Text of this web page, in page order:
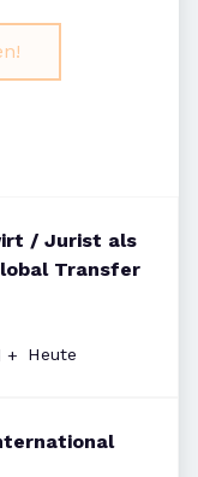
/ Jurist als
Transfer
+ Veröffentlicht
Heute